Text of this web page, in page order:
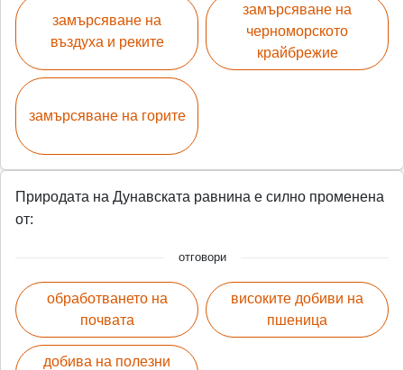
замърсяване на
въздуха и реките
замърсяване на горите
замърсяване на
черноморското
крайбрежие
Природата на Дунавската равнина е силно променена
от:
отговори
обработването на
почвата
добива на полезни
високите добиви на
пшеница